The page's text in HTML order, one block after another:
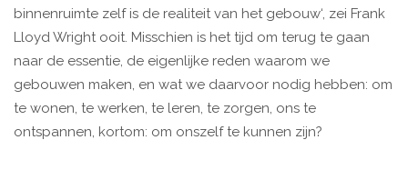
binnenruimte zelf is de realiteit van het gebouw‘, zei Frank
Lloyd Wright ooit. Misschien is het tijd om terug te gaan
naar de essentie, de eigenlijke reden waarom we
gebouwen maken, en wat we daarvoor nodig hebben: om
te wonen, te werken, te leren, te zorgen, ons te
ontspannen, kortom: om onszelf te kunnen zijn?